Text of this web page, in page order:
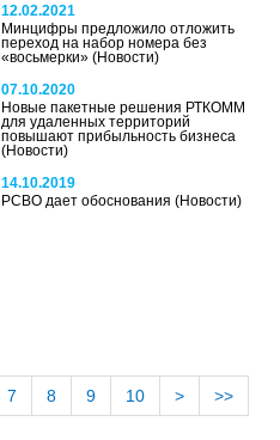
12.02.2021
Минцифры предложило отложить
переход на набор номера без
«восьмерки»(Новости)
07.10.2020
Новые пакетные решения РТКОММ
для удаленных территорий
повышают прибыльность бизнеса
(Новости)
14.10.2019
РСВО дает обоснования(Новости)
7 8 9 10 > >>